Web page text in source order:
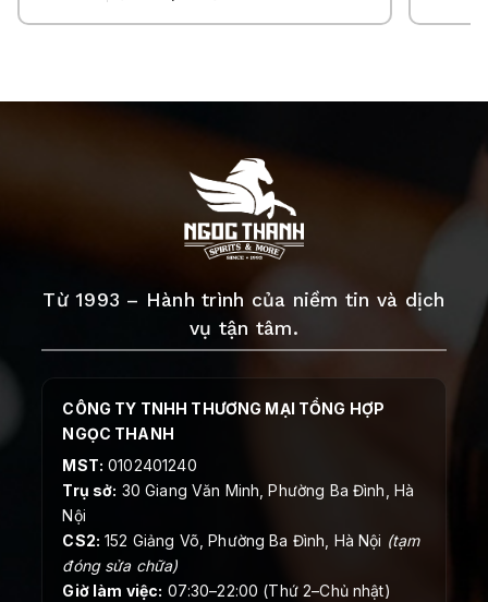
Từ 1993 – Hành trình của niềm tin và dịch
vụ tận tâm.
CÔNG TY TNHH THƯƠNG MẠI TỔNG HỢP
NGỌC THANH
MST: 0102401240
Trụ sở: 30 Giang Văn Minh, Phường Ba Đình, Hà
Nội
CS2: 152 Giảng Võ, Phường Ba Đình, Hà Nội (tạm
đóng sửa chữa)
Giờ làm việc: 07:30–22:00 (Thứ 2–Chủ nhật)